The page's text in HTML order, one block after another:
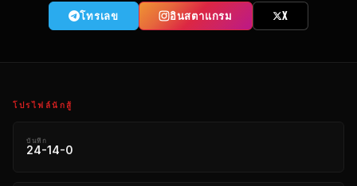
โทรเลข อินสตาแกรม X
โปรไฟล์นักสู้
บันทึก
24-14-0